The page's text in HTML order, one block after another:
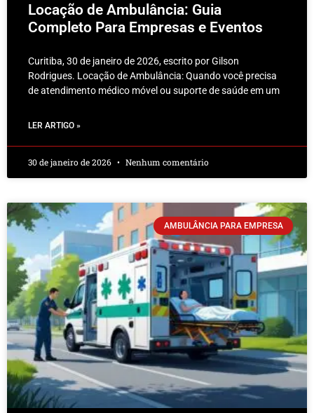
Locação de Ambulância: Guia
Completo Para Empresas e Eventos
Curitiba, 30 de janeiro de 2026, escrito por Gilson
Rodrigues. Locação de Ambulância: Quando você precisa
de atendimento médico móvel ou suporte de saúde em um
LER ARTIGO »
30 de janeiro de 2026 Nenhum comentário
AMBULÂNCIA PARA EMPRESA